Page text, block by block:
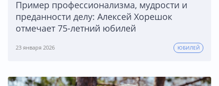
Пример профессионализма, мудрости и
преданности делу: Алексей Хорешок
отмечает 75-летний юбилей
23 января 2026 ЮБИЛЕЙ